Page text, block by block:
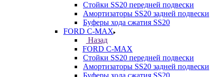
Стойки SS20 передней подвески
Амортизаторы SS20 задней подвески
Буферы хода сжатия SS20
FORD С-MAX
Назад
FORD С-MAX
Стойки SS20 передней подвески
Амортизаторы SS20 задней подвески
Буферы хода сжатия SS20